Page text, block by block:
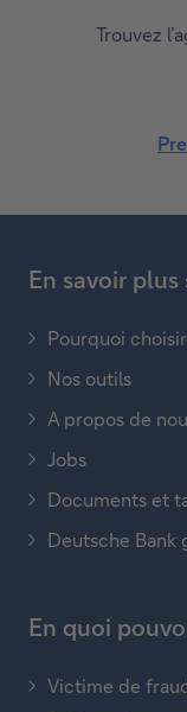
Trouvez
En savoir
Pourquoi
Nos outils
A propos de
Jobs
Documents et
Deutsche Bank
En quoi
Victime de